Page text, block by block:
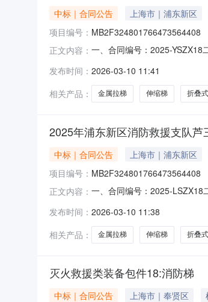
中标｜合同公告 上海市｜浦东新区
项目编号： MB2F324801766473564408
正文内容： 一、合同编号：2025-YSZX18
度灭火救援类装备集中采购
址：江西省九江市濂溪区城东
发布时间： 2026-03-10 11:41
相关产品：
金属拉梯 伸缩梯 折叠
2025年浦东新区消防救援支队
中标｜合同公告 上海市｜浦东新区
项目编号： MB2F324801766473564408
正文内容： 一、合同编号：2025-LSZX18
址：江西省九江市濂溪区城东
发布时间： 2026-03-10 11:38
相关产品：
金属拉梯 伸缩梯 折叠
灭火救援类装备包件18:消防梯
中标｜合同公告 上海市｜奉贤区